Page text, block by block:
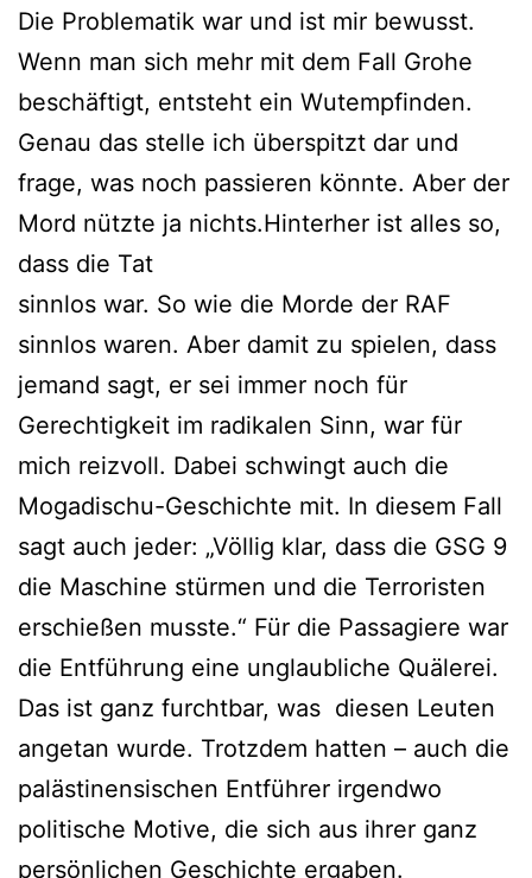
Die Problematik war und ist mir bewusst.
Wenn man sich mehr mit dem Fall Grohe
beschäftigt, entsteht ein Wutempfinden.
Genau das stelle ich überspitzt dar und
frage, was noch passieren könnte. Aber der
Mord nützte ja nichts.Hinterher ist alles so,
dass die Tat
sinnlos war. So wie die Morde der RAF
sinnlos waren. Aber damit zu spielen, dass
jemand sagt, er sei immer noch für
Gerechtigkeit im radikalen Sinn, war für
mich reizvoll. Dabei schwingt auch die
Mogadischu-Geschichte mit. In diesem Fall
sagt auch jeder: „Völlig klar, dass die GSG 9
die Maschine stürmen und die Terroristen
erschießen musste.“ Für die Passagiere war
die Entführung eine unglaubliche Quälerei.
Das ist ganz furchtbar, was diesen Leuten
angetan wurde. Trotzdem hatten – auch die
palästinensischen Entführer irgendwo
politische Motive, die sich aus ihrer ganz
persönlichen Geschichte ergaben.